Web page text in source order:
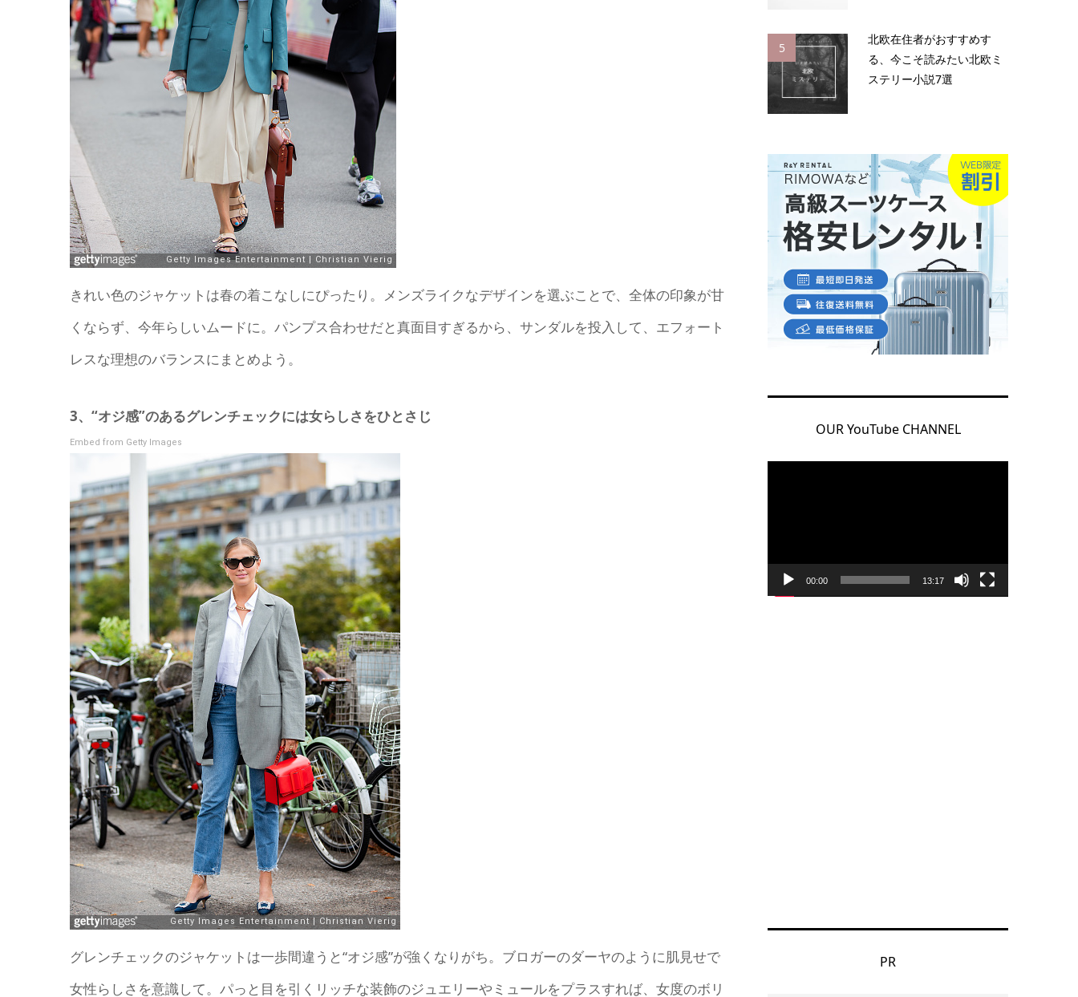
きれい色のジャケットは春の着こなしにぴったり。メンズライクなデザインを選ぶことで、全体の印象が甘
くならず、今年らしいムードに。パンプス合わせだと真面目すぎるから、サンダルを投入して、エフォート
レスな理想のバランスにまとめよう。
3、“オジ感”のあるグレンチェックには女らしさをひとさじ
Embed from Getty Images
グレンチェックのジャケットは一歩間違うと“オジ感”が強くなりがち。ブロガーのダーヤのように肌見せで
女性らしさを意識して。パっと目を引くリッチな装飾のジュエリーやミュールをプラスすれば、女度のボリ
5
北欧在住者がおすすめす
る、今こそ読みたい北欧ミ
ステリー小説7選
OUR YouTube CHANNEL
00:00 13:17
PR